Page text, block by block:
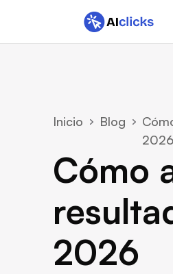
Inicio Blog
2026
Cómo
2026